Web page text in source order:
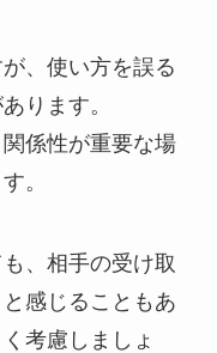
、使い方を誤る
ります。
係性が重要な場
。
、相手の受け取
感じることもあ
考慮しましょ